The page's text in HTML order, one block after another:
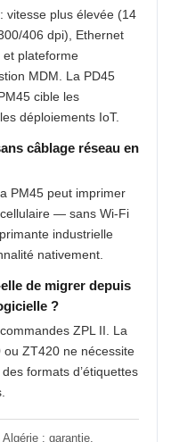
vitesse plus élevée (14
406 dpi), Ethernet
et plateforme
MDM. La PD45
cible les
déploiements IoT.
câblage réseau en
PM45 peut imprimer
— sans Wi-Fi
industrielle
nativement.
de migrer depuis
?
ZPL II. La
ZT420 ne nécessite
formats d’étiquettes
: garantie,